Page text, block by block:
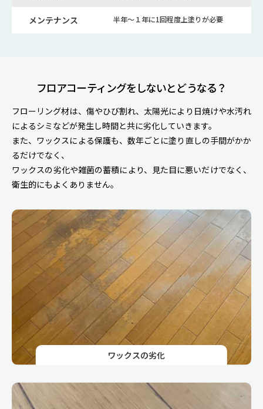
メンテナンス 半年～１年に1回程度上塗りが必要
フロアコーティングをしないとどうなる？
フローリング材は、傷やひび割れ、太陽光により日焼けや水汚れ
によるシミなどが発生し時間と共に劣化していきます。
また、ワックスによる保護も、数年ごとに塗り直しの手間がかか
るだけでなく、
ワックスの劣化や雑菌の蓄積により、見た目に悪いだけでなく、
衛生的にもよくありません。
ワックスの劣化